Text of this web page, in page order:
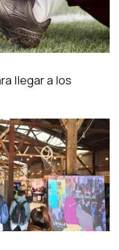
llegar a los